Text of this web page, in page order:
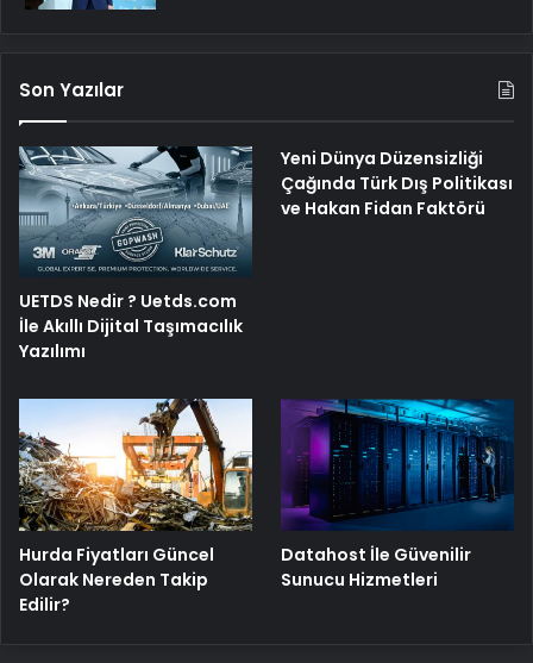
Son Yazılar
UETDS Nedir ? Uetds.com
İle Akıllı Dijital Taşımacılık
Yazılımı
Yeni Dünya Düzensizliği
Çağında Türk Dış Politikası
ve Hakan Fidan Faktörü
Hurda Fiyatları Güncel
Olarak Nereden Takip
Edilir?
Datahost İle Güvenilir
Sunucu Hizmetleri